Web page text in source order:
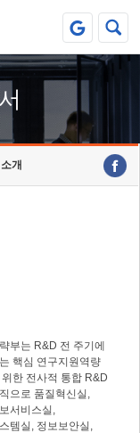
개
부는 R&D 전 주기에
핵심 연구지원역량
한 전사적 통합 R&D
으로 품질혁신실,
서비스실,
템실, 정보보안실,